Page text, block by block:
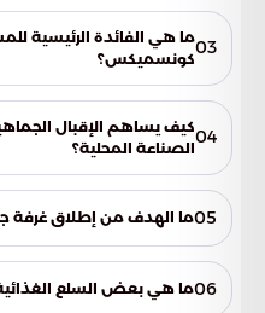
والفعاليات. يعتبر هذا المركز
الحدث الاقتصادي الهام،
سقف واحد.
03ما هي الفائدة الرئيسية
كونسميكس؟
واسعة من السلع الاستهلاكية
للمشاركين من الشركات عرض
جودتها وقدرتها التنافسية
04كيف يساهم الإقبال
الصناعة المحلية؟
مباشر وفعال في دعم وتقوية
الجمهور على شراء المنتجات
05ما الهدف من إطلاق
الضوء على جودة المنتجات
كما يسعى المعرض إلى دعم
06ما هي بعض السلع